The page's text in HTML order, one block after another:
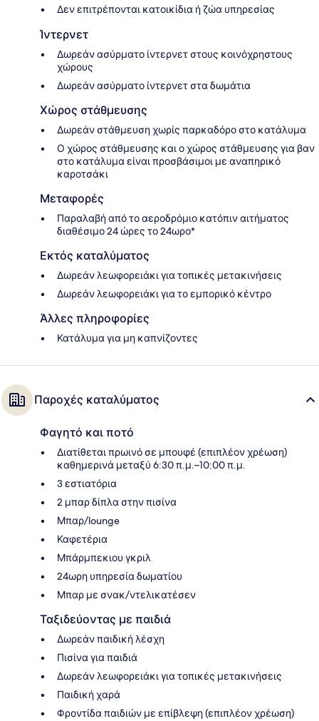
Δεν επιτρέπονται κατοικίδια ή ζώα υπηρεσίας
Ίντερνετ
Δωρεάν ασύρματο ίντερνετ στους κοινόχρηστους
χώρους
Δωρεάν ασύρματο ίντερνετ στα δωμάτια
Χώρος στάθμευσης
Δωρεάν στάθμευση χωρίς παρκαδόρο στο κατάλυμα
Ο χώρος στάθμευσης και ο χώρος στάθμευσης για βαν
στο κατάλυμα είναι προσβάσιμοι με αναπηρικό
καροτσάκι
Μεταφορές
Παραλαβή από το αεροδρόμιο κατόπιν αιτήματος
διαθέσιμο 24 ώρες το 24ωρο*
Εκτός καταλύματος
Δωρεάν λεωφορειάκι για τοπικές μετακινήσεις
Δωρεάν λεωφορειάκι για το εμπορικό κέντρο
Άλλες πληροφορίες
Κατάλυμα για μη καπνίζοντες
Παροχές καταλύματος
Φαγητό και ποτό
Διατίθεται πρωινό σε μπουφέ (επιπλέον χρέωση)
καθημερινά μεταξύ 6:30 π.μ.–10:00 π.μ.
3 εστιατόρια
2 μπαρ δίπλα στην πισίνα
Μπαρ/lounge
Καφετέρια
Μπάρμπεκιου γκριλ
24ωρη υπηρεσία δωματίου
Μπαρ με σνακ/ντελικατέσεν
Ταξιδεύοντας με παιδιά
Δωρεάν παιδική λέσχη
Πισίνα για παιδιά
Δωρεάν λεωφορειάκι για τοπικές μετακινήσεις
Παιδική χαρά
Φροντίδα παιδιών με επίβλεψη (επιπλέον χρέωση)